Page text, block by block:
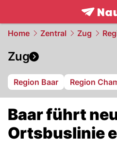
Home Zentral Zug
Zug
Region Baar Region
Baar führt
Ortsbuslinie